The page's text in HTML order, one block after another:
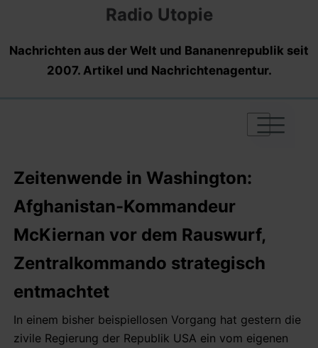
Radio Utopie
Nachrichten aus der Welt und Bananenrepublik seit
2007. Artikel und Nachrichtenagentur.
|
|
|
Zeitenwende in Washington:
Afghanistan-Kommandeur
McKiernan vor dem Rauswurf,
Zentralkommando strategisch
entmachtet
In einem bisher beispiellosen Vorgang hat gestern die
zivile Regierung der Republik USA ein vom eigenen